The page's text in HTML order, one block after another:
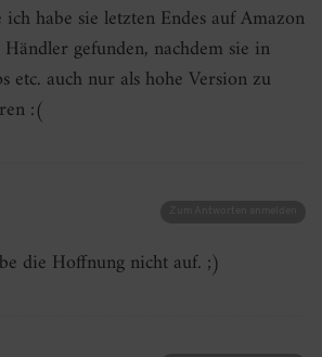
ich habe sie letzten Endes auf Amazon
gefunden, nachdem sie in
etc. auch nur als hohe Version zu
:(
die Hoffnung nicht auf. ;)